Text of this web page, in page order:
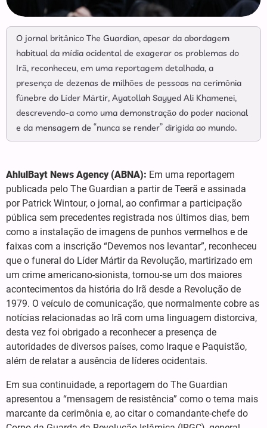
O jornal britânico The Guardian, apesar da abordagem
habitual da mídia ocidental de exagerar os problemas do
Irã, reconheceu, em uma reportagem detalhada, a
presença de dezenas de milhões de pessoas na cerimônia
fúnebre do Líder Mártir, Ayatollah Sayyed Ali Khamenei,
descrevendo-a como uma demonstração do poder nacional
e da mensagem de “nunca se render” dirigida ao mundo.
AhlulBayt News Agency (ABNA): Em uma reportagem
publicada pelo The Guardian a partir de Teerã e assinada
por Patrick Wintour, o jornal, ao confirmar a participação
pública sem precedentes registrada nos últimos dias, bem
como a instalação de imagens de punhos vermelhos e de
faixas com a inscrição “Devemos nos levantar”, reconheceu
que o funeral do Líder Mártir da Revolução, martirizado em
um crime americano-sionista, tornou-se um dos maiores
acontecimentos da história do Irã desde a Revolução de
1979. O veículo de comunicação, que normalmente cobre as
notícias relacionadas ao Irã com uma linguagem distorciva,
desta vez foi obrigado a reconhecer a presença de
autoridades de diversos países, como Iraque e Paquistão,
além de relatar a ausência de líderes ocidentais.
Em sua continuidade, a reportagem do The Guardian
apresentou a “mensagem de resistência” como o tema mais
marcante da cerimônia e, ao citar o comandante-chefe do